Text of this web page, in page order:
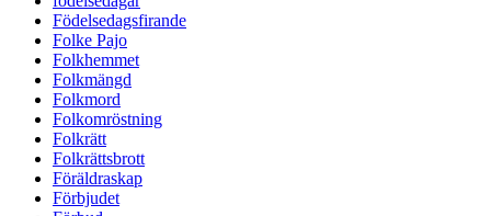
Födelsedagsfirande
Folke Pajo
Folkhemmet
Folkmängd
Folkmord
Folkomröstning
Folkrätt
Folkrättsbrott
Föräldraskap
Förbjudet